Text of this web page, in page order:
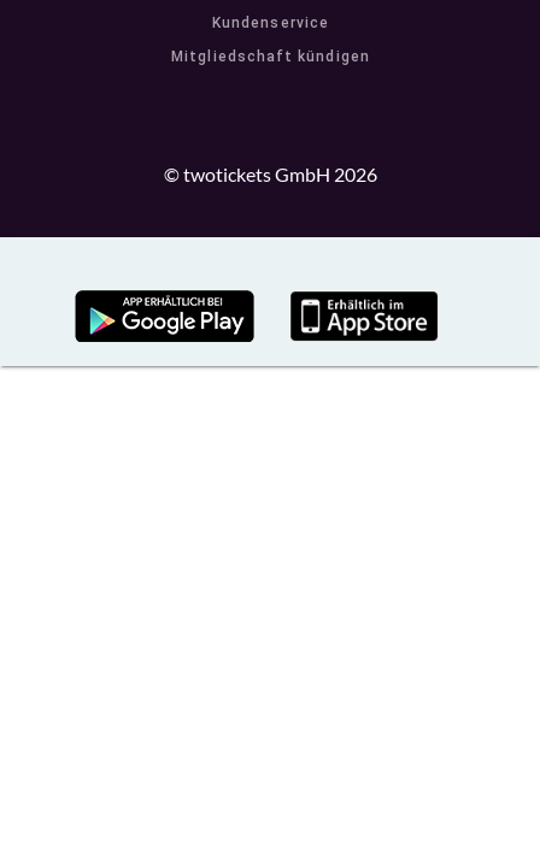
Kundenservice
Mitgliedschaft kündigen
© twotickets GmbH 2026